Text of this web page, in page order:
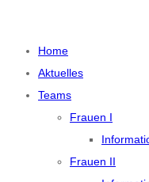
Home
Aktuelles
Teams
Frauen I
Frauen II